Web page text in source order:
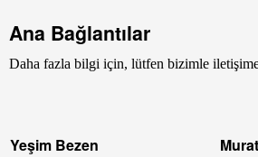
Ana Bağlantılar
Daha fazla bilgi için, lütfen bizimle
Yeşim Bezen